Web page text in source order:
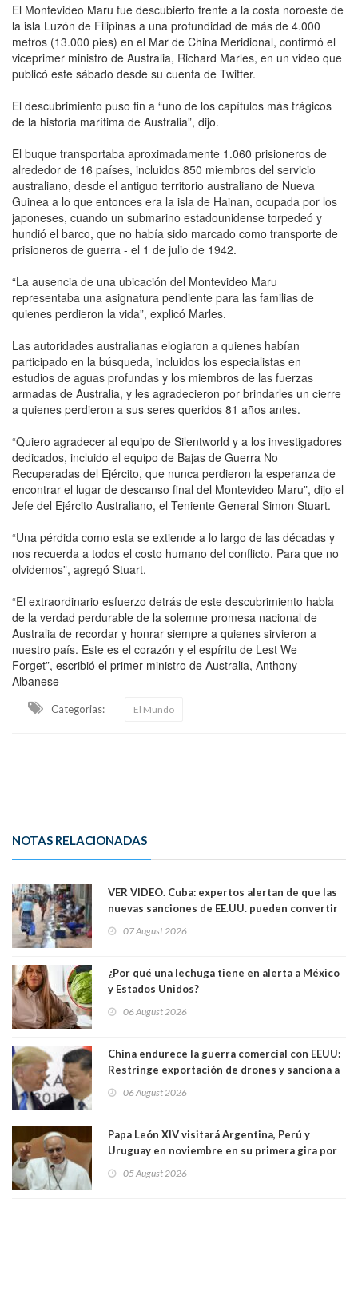
El Montevideo Maru fue descubierto frente a la costa noroeste de
la isla Luzón de Filipinas a una profundidad de más de 4.000
metros (13.000 pies) en el Mar de China Meridional, confirmó el
viceprimer ministro de Australia, Richard Marles, en un video que
publicó este sábado desde su cuenta de Twitter.
El descubrimiento puso fin a “uno de los capítulos más trágicos
de la historia marítima de Australia”, dijo.
El buque transportaba aproximadamente 1.060 prisioneros de
alrededor de 16 países, incluidos 850 miembros del servicio
australiano, desde el antiguo territorio australiano de Nueva
Guinea a lo que entonces era la isla de Hainan, ocupada por los
japoneses, cuando un submarino estadounidense torpedeó y
hundió el barco, que no había sido marcado como transporte de
prisioneros de guerra - el 1 de julio de 1942.
“La ausencia de una ubicación del Montevideo Maru
representaba una asignatura pendiente para las familias de
quienes perdieron la vida”, explicó Marles.
Las autoridades australianas elogiaron a quienes habían
participado en la búsqueda, incluidos los especialistas en
estudios de aguas profundas y los miembros de las fuerzas
armadas de Australia, y les agradecieron por brindarles un cierre
a quienes perdieron a sus seres queridos 81 años antes.
“Quiero agradecer al equipo de Silentworld y a los investigadores
dedicados, incluido el equipo de Bajas de Guerra No
Recuperadas del Ejército, que nunca perdieron la esperanza de
encontrar el lugar de descanso final del Montevideo Maru”, dijo el
Jefe del Ejército Australiano, el Teniente General Simon Stuart.
“Una pérdida como esta se extiende a lo largo de las décadas y
nos recuerda a todos el costo humano del conflicto. Para que no
olvidemos”, agregó Stuart.
“El extraordinario esfuerzo detrás de este descubrimiento habla
de la verdad perdurable de la solemne promesa nacional de
Australia de recordar y honrar siempre a quienes sirvieron a
nuestro país. Este es el corazón y el espíritu de Lest We
Forget”, escribió el primer ministro de Australia, Anthony
Albanese
Categorias: El Mundo
NOTAS RELACIONADAS
VER VIDEO. Cuba: expertos alertan de que las
nuevas sanciones de EE.UU. pueden convertir
07 August 2026
¿Por qué una lechuga tiene en alerta a México
y Estados Unidos?
06 August 2026
China endurece la guerra comercial con EEUU:
Restringe exportación de drones y sanciona a
06 August 2026
Papa León XIV visitará Argentina, Perú y
Uruguay en noviembre en su primera gira por
05 August 2026